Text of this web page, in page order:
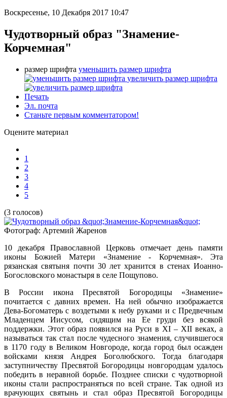
Воскресенье, 10 Декабря 2017 10:47
Чудотворный образ "Знамение-
Корчемная"
размер шрифта уменьшить размер шрифта
увеличить размер шрифта
Печать
Эл. почта
Станьте первым комментатором!
Оцените материал
1
2
3
4
5
(3 голосов)
Фотограф: Артемий Жаренов
10 декабря Православной Церковь отмечает день памяти
иконы Божией Матери «Знамение - Корчемная». Эта
рязанская святыня почти 30 лет хранится в стенах Иоанно-
Богословского монастыря в селе Пощупово.
В России икона Пресвятой Богородицы «Знамение»
почитается с давних времен. На ней обычно изображается
Дева-Богоматерь с воздетыми к небу руками и с Предвечным
Младенцем Иисусом, сидящим на Ее груди без всякой
поддержки. Этот образ появился на Руси в XI – XII веках, а
называться так стал после чудесного знамения, случившегося
в 1170 году в Великом Новгороде, когда город был осажден
войсками князя Андрея Боголюбского. Тогда благодаря
заступничеству Пресвятой Богородицы новгородцам удалось
победить в неравной борьбе. Позднее списки с чудотворной
иконы стали распространяться по всей стране. Так одной из
врачующих святынь и стал образ Пресвятой Богородицы